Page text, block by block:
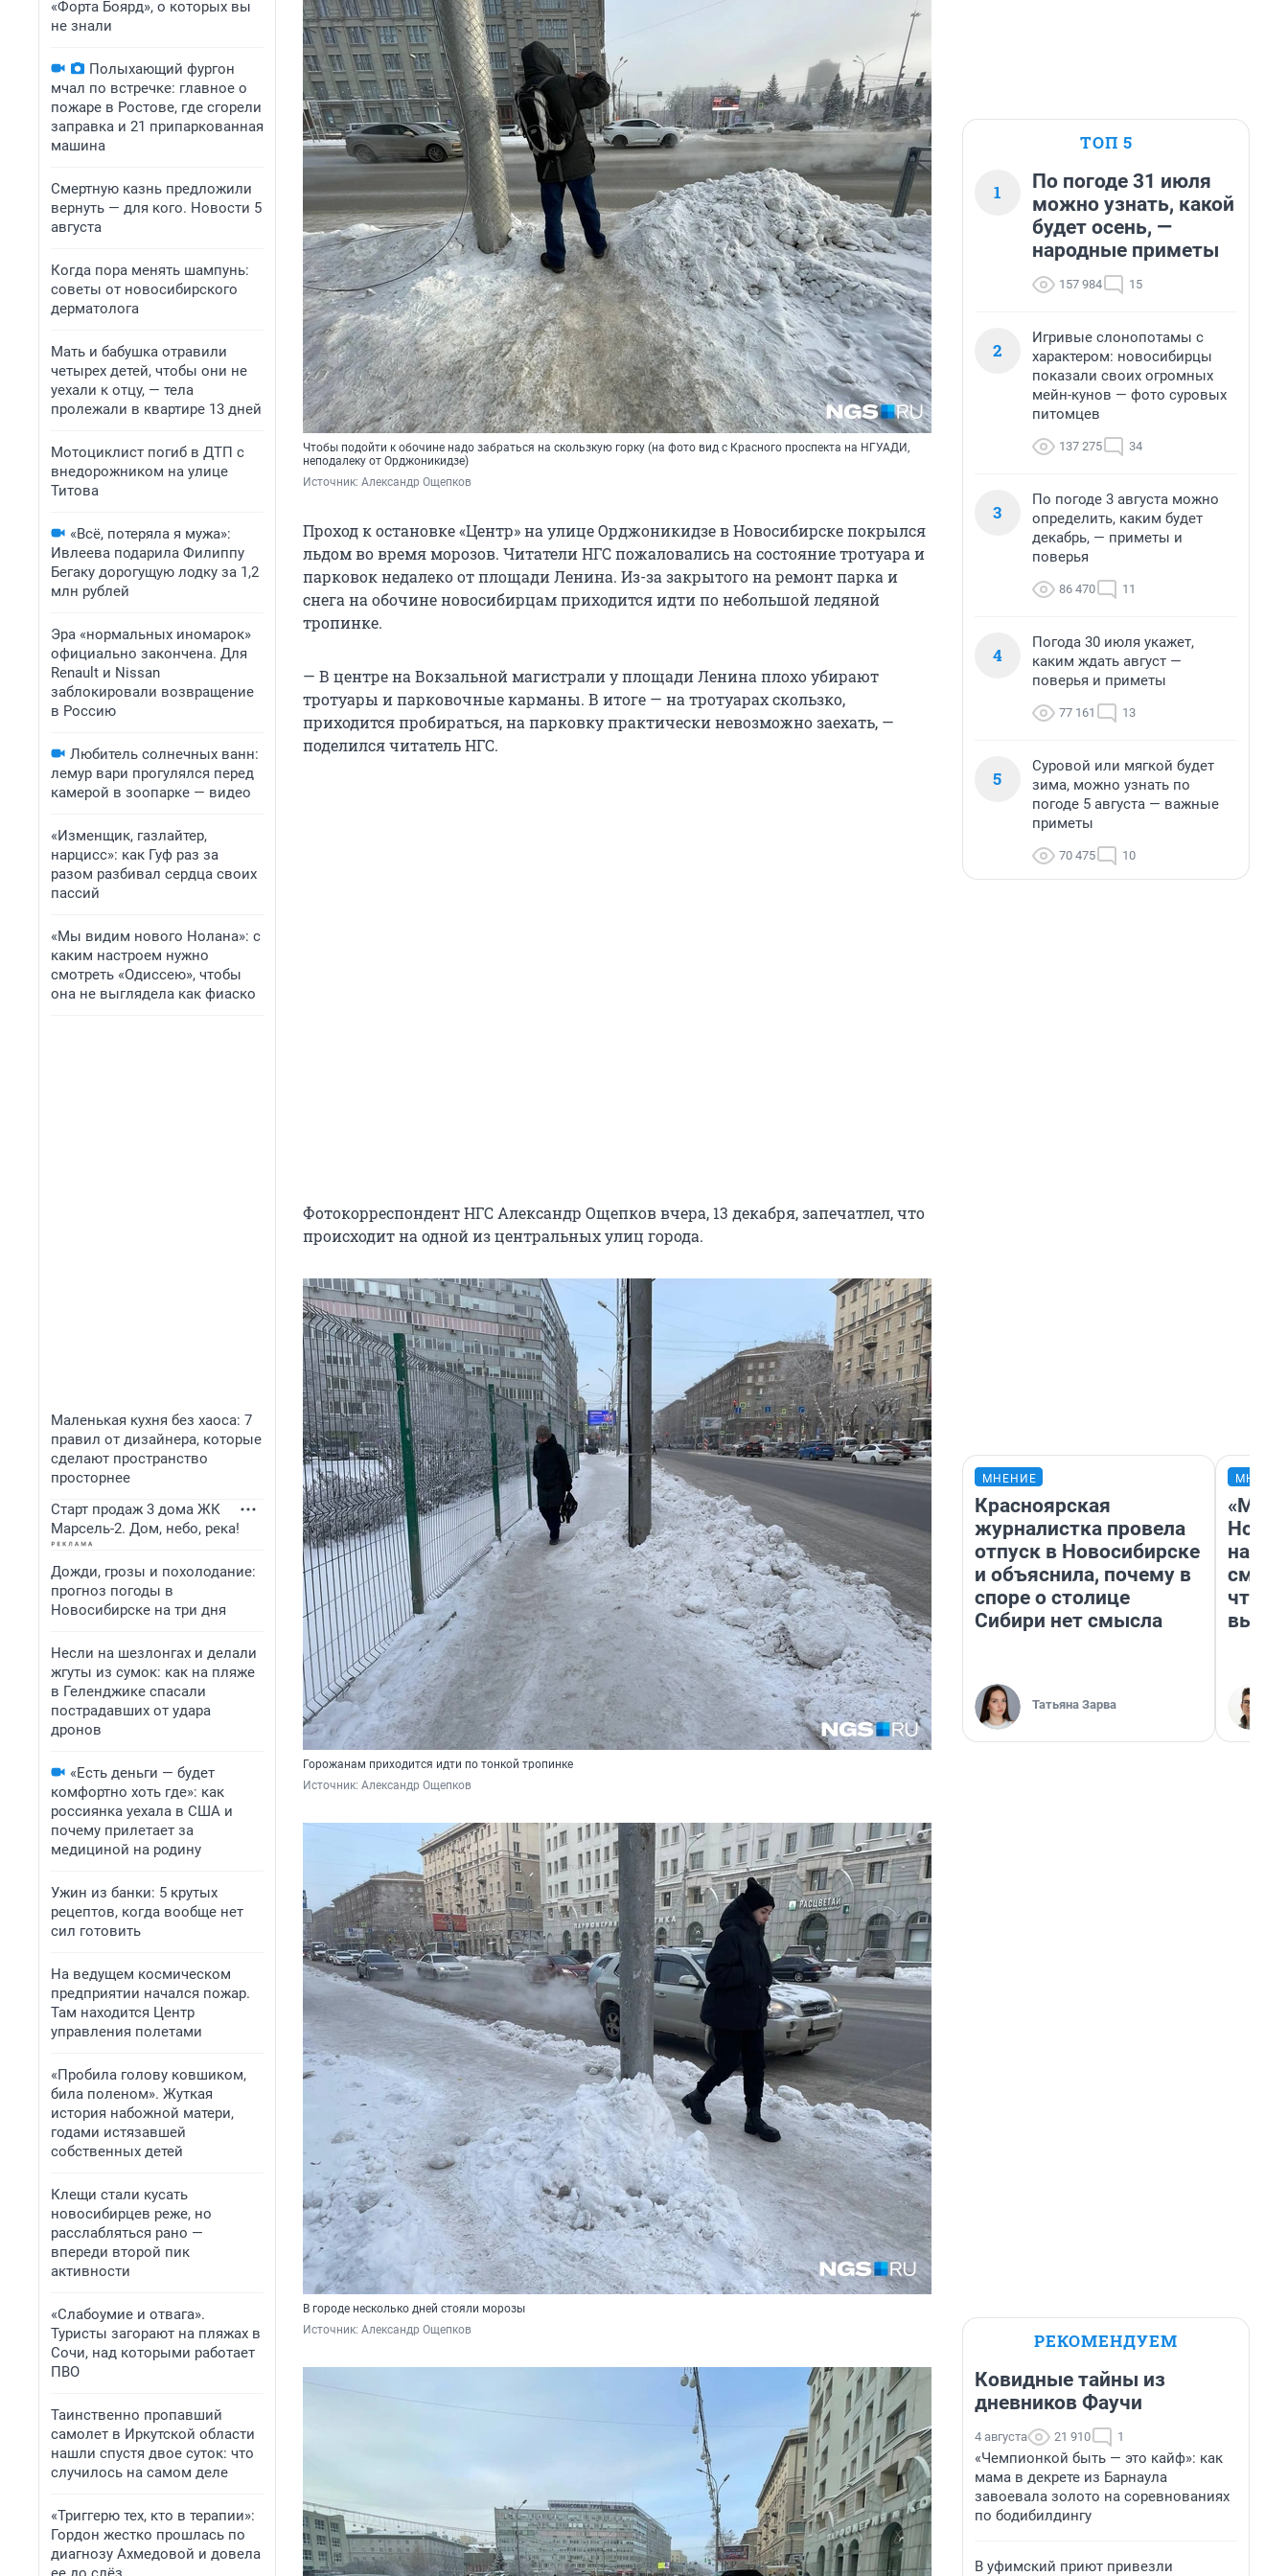
«Форта Боярд», о которых вы
не знали
Полыхающий фургон
мчал по встречке: главное о
пожаре в Ростове, где сгорели
заправка и 21 припаркованная
машина
Смертную казнь предложили
вернуть — для кого. Новости 5
августа
Когда пора менять шампунь:
советы от новосибирского
дерматолога
Мать и бабушка отравили
четырех детей, чтобы они не
уехали к отцу, — тела
пролежали в квартире 13 дней
Мотоциклист погиб в ДТП с
внедорожником на улице
Титова
«Всё, потеряла я мужа»:
Ивлеева подарила Филиппу
Бегаку дорогущую лодку за 1,2
млн рублей
Эра «нормальных иномарок»
официально закончена. Для
Renault и Nissan
заблокировали возвращение
в Россию
Любитель солнечных ванн:
лемур вари прогулялся перед
камерой в зоопарке — видео
«Изменщик, газлайтер,
нарцисс»: как Гуф раз за
разом разбивал сердца своих
пассий
«Мы видим нового Нолана»: с
каким настроем нужно
смотреть «Одиссею», чтобы
она не выглядела как фиаско
Маленькая кухня без хаоса: 7
правил от дизайнера, которые
сделают пространство
просторнее
Старт продаж 3 дома ЖК
Марсель-2. Дом, небо, река!
Дожди, грозы и похолодание:
прогноз погоды в
Новосибирске на три дня
Несли на шезлонгах и делали
жгуты из сумок: как на пляже
в Геленджике спасали
пострадавших от удара
дронов
«Есть деньги — будет
комфортно хоть где»: как
россиянка уехала в США и
почему прилетает за
медициной на родину
Ужин из банки: 5 крутых
рецептов, когда вообще нет
сил готовить
На ведущем космическом
предприятии начался пожар.
Там находится Центр
управления полетами
«Пробила голову ковшиком,
била поленом». Жуткая
история набожной матери,
годами истязавшей
собственных детей
Клещи стали кусать
новосибирцев реже, но
расслабляться рано —
впереди второй пик
активности
«Слабоумие и отвага».
Туристы загорают на пляжах в
Сочи, над которыми работает
ПВО
Таинственно пропавший
самолет в Иркутской области
нашли спустя двое суток: что
случилось на самом деле
«Триггерю тех, кто в терапии»:
Гордон жестко прошлась по
диагнозу Ахмедовой и довела
Чтобы подойти к обочине надо забраться на скользкую горку (на фото вид с Красного проспекта на НГУАДИ,
неподалеку от Орджоникидзе)
Источник: Александр Ощепков
Проход к остановке «Центр» на улице Орджоникидзе в Новосибирске покрылся
льдом во время морозов. Читатели НГС пожаловались на состояние тротуара и
парковок недалеко от площади Ленина. Из-за закрытого на ремонт парка и
снега на обочине новосибирцам приходится идти по небольшой ледяной
тропинке.
— В центре на Вокзальной магистрали у площади Ленина плохо убирают
тротуары и парковочные карманы. В итоге — на тротуарах скользко,
приходится пробираться, на парковку практически невозможно заехать, —
поделился читатель НГС.
Фотокорреспондент НГС Александр Ощепков вчера, 13 декабря, запечатлел, что
происходит на одной из центральных улиц города.
Горожанам приходится идти по тонкой тропинке
Источник: Александр Ощепков
В городе несколько дней стояли морозы
Источник: Александр Ощепков
ТОП 5
1
По погоде 31 июля
можно узнать, какой
будет осень, —
народные приметы
157 984 15
2
Игривые слонопотамы с
характером: новосибирцы
показали своих огромных
мейн-кунов — фото суровых
питомцев
137 275 34
3
По погоде 3 августа можно
определить, каким будет
декабрь, — приметы и
поверья
86 470 11
4
Погода 30 июля укажет,
каким ждать август —
поверья и приметы
77 161 13
5
Суровой или мягкой будет
зима, можно узнать по
погоде 5 августа — важные
приметы
70 475 10
МНЕНИЕ
Красноярская
журналистка провела
отпуск в Новосибирске
и объяснила, почему в
споре о столице
Сибири нет смысла
Татьяна Зарва
«Мы
РЕКОМЕНДУЕМ
Ковидные тайны из
дневников Фаучи
4 августа 21 910 1
«Чемпионкой быть — это кайф»: как
мама в декрете из Барнаула
завоевала золото на соревнованиях
по бодибилдингу
В уфимский приют привезли